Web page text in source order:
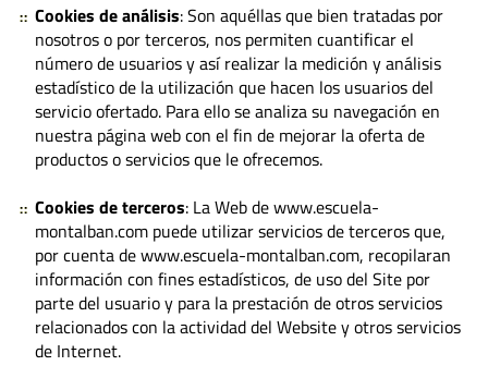
Cookies de análisis: Son aquéllas que bien tratadas por
nosotros o por terceros, nos permiten cuantificar el
número de usuarios y así realizar la medición y análisis
estadístico de la utilización que hacen los usuarios del
servicio ofertado. Para ello se analiza su navegación en
nuestra página web con el fin de mejorar la oferta de
productos o servicios que le ofrecemos.
Cookies de terceros: La Web de www.escuela-
montalban.com puede utilizar servicios de terceros que,
por cuenta de www.escuela-montalban.com, recopilaran
información con fines estadísticos, de uso del Site por
parte del usuario y para la prestación de otros servicios
relacionados con la actividad del Website y otros servicios
de Internet.